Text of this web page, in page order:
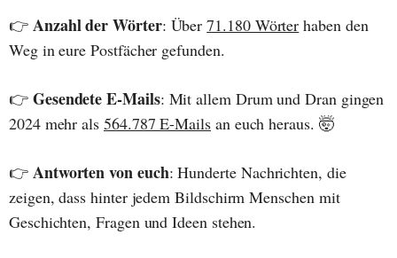
👉 Anzahl der Wörter: Über 71.180 Wörter haben den
Weg in eure Postfächer gefunden.
👉 Gesendete E-Mails: Mit allem Drum und Dran gingen
2024 mehr als 564.787 E-Mails an euch heraus. 🤯
👉 Antworten von euch: Hunderte Nachrichten, die
zeigen, dass hinter jedem Bildschirm Menschen mit
Geschichten, Fragen und Ideen stehen.